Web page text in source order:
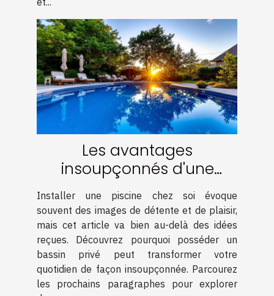
Les avantages
insoupçonnés d'une
piscine chez soi
Installer une piscine chez soi évoque
souvent des images de détente et de plaisir,
mais cet article va bien au-delà des idées
reçues. Découvrez pourquoi posséder un
bassin privé peut transformer votre
quotidien de façon insoupçonnée. Parcourez
les prochains paragraphes pour explorer